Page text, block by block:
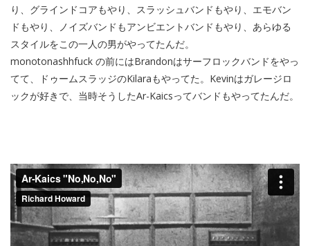
り、グラインドコアもやり、スラッシュバンドもやり、エモバン
ドもやり、ノイズバンドもアンビエントバンドもやり、あらゆる
スタイルをこの一人の男がやってたんだ。
monotonashhfuck の前にはBrandonはサーフロックバンドをやっ
てて、ドゥームスラッジのKilaraもやってた。Kevinはガレージロ
ックが好きで、当時そうしたAr-Kaicsってバンドもやってたんだ。